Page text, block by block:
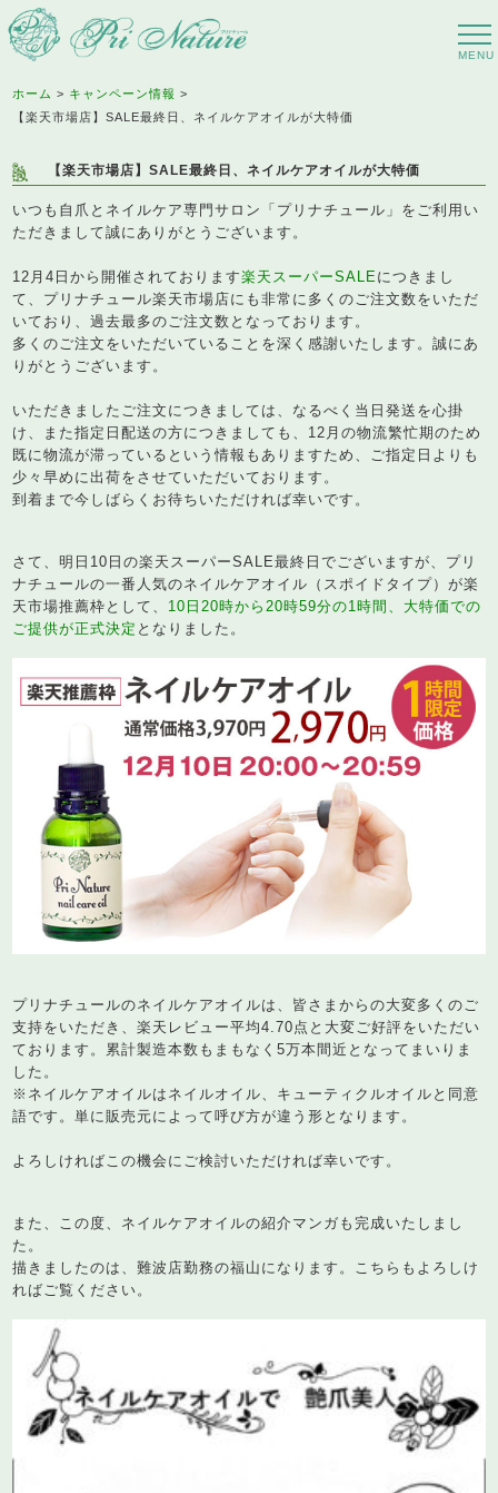
ホーム
キャンペーン情報
【楽天市場店】SALE最終日、ネイルケアオイルが大特価
【楽天市場店】SALE最終日、ネイルケアオイルが大特価
いつも自爪とネイルケア専門サロン「プリナチュール」をご利用い
ただきまして誠にありがとうございます。
12月4日から開催されております楽天スーパーSALE につきまし
て、プリナチュール楽天市場店にも非常に多くのご注文数をいただ
いており、過去最多のご注文数となっております。
多くのご注文をいただいていることを深く感謝いたします。誠にあ
りがとうございます。
いただきましたご注文につきましては、なるべく当日発送を心掛
け、また指定日配送の方につきましても、12月の物流繁忙期のため
既に物流が滞っているという情報もありますため、ご指定日よりも
少々早めに出荷をさせていただいております。
到着まで今しばらくお待ちいただければ幸いです。
さて、明日10日の楽天スーパーSALE最終日でございますが、プリ
ナチュールの一番人気のネイルケアオイル（スポイドタイプ）が楽
天市場推薦枠として、 10日20時から20時59分の1時間、大特価での
ご提供が正式決定 となりました。
プリナチュールのネイルケアオイルは、皆さまからの大変多くのご
支持をいただき、楽天レビュー平均4.70点と大変ご好評をいただい
ております。累計製造本数もまもなく5万本間近となってまいりま
した。
※ネイルケアオイルはネイルオイル、キューティクルオイルと同意
語です。単に販売元によって呼び方が違う形となります。
よろしければこの機会にご検討いただければ幸いです。
また、この度、ネイルケアオイルの紹介マンガも完成いたしまし
た。
描きましたのは、難波店勤務の福山になります。こちらもよろしけ
ればご覧ください。